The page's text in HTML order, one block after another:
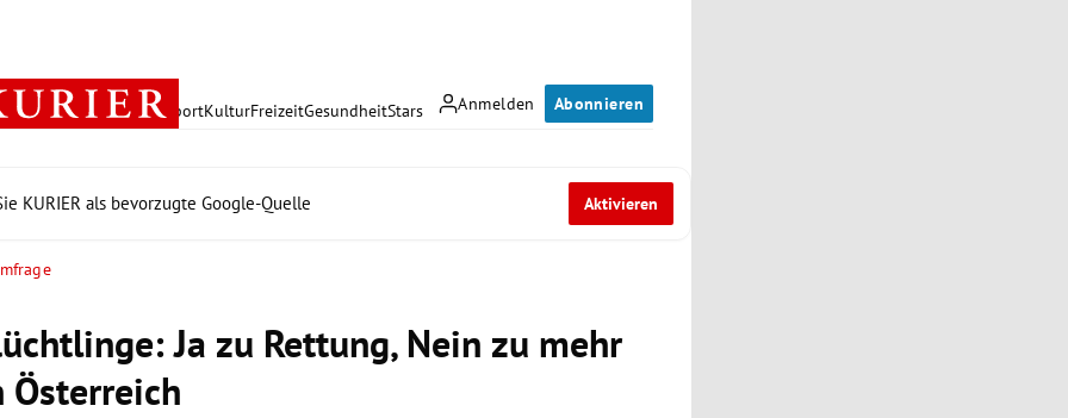
Anmelden Abonnieren
PolitikWirtschaft SportKulturFreizeitGesundheitStars
KURIER als bevorzugte Google-Quelle Aktivieren
Ja zu Rettung, Nein zu mehr